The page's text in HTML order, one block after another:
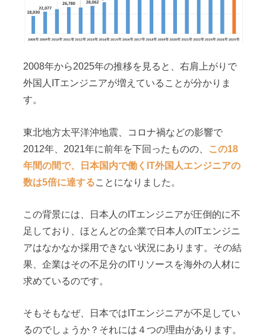
2008年から2025年の推移を見ると、右肩上がりで
外国人ITエンジニアが増えていることが分かりま
す。
東北地方太平洋沖地震、コロナ禍などの影響で
2012年、2021年に前年を下回ったものの、
この18
年間の間で、日本国内で働くIT外国人エンジニアの
数は5倍に達することになりました。
この背景には、日本人のITエンジニアが圧倒的に不
足しており、ほとんどの企業で日本人のITエンジニ
アはなかなか採用できない状況にあります。その結
果、企業はその不足分のITリソースを海外の人材に
求めているのです。
そもそもなぜ、日本ではITエンジニアが不足してい
るのでしょうか？それには４つの理由があります。